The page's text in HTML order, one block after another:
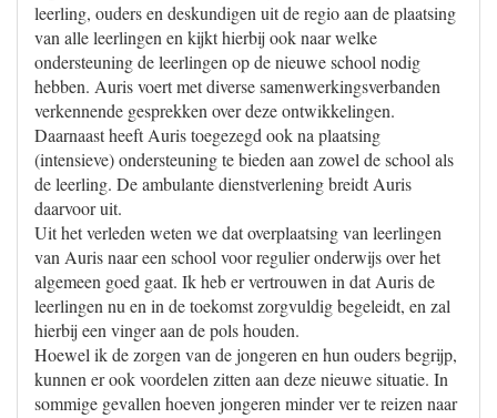
leerling, ouders en deskundigen uit de regio aan de plaatsing
van alle leerlingen en kijkt hierbij ook naar welke
ondersteuning de leerlingen op de nieuwe school nodig
hebben. Auris voert met diverse samenwerkingsverbanden
verkennende gesprekken over deze ontwikkelingen.
Daarnaast heeft Auris toegezegd ook na plaatsing
(intensieve) ondersteuning te bieden aan zowel de school als
de leerling. De ambulante dienstverlening breidt Auris
daarvoor uit.
Uit het verleden weten we dat overplaatsing van leerlingen
van Auris naar een school voor regulier onderwijs over het
algemeen goed gaat. Ik heb er vertrouwen in dat Auris de
leerlingen nu en in de toekomst zorgvuldig begeleidt, en zal
hierbij een vinger aan de pols houden.
Hoewel ik de zorgen van de jongeren en hun ouders begrijp,
kunnen er ook voordelen zitten aan deze nieuwe situatie. In
sommige gevallen hoeven jongeren minder ver te reizen naar